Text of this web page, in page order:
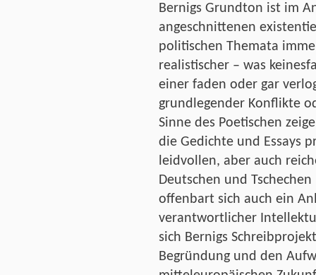
Bernigs Grundton ist im
angeschnittenen
politischen Themata
realistischer – was
einer faden oder gar
grundlegender Konflikte
Sinne des Poetischen
die Gedichte und Essays
leidvollen, aber auch
Deutschen und
offenbart sich auch ein
verantwortlicher
sich Bernigs
Begründung und den